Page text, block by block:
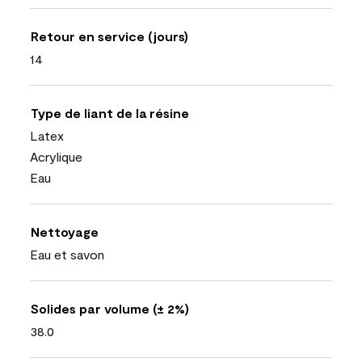
Retour en service (jours)
14
Type de liant de la résine
Latex
Acrylique
Eau
Nettoyage
Eau et savon
Solides par volume (± 2%)
38.0